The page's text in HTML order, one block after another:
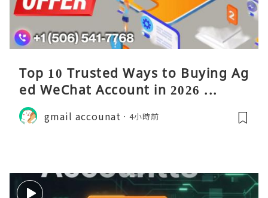
Top 10 Trusted Ways to Buying Ag
ed WeChat Account in 2026 ...
gmail accounat 4小時前